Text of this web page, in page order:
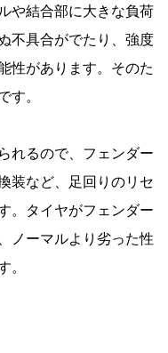
や結合部に大きな負荷
不具合がでたり、強度
性があります。そのた
す。
れるので、フェンダー
装など、足回りのリセ
。タイヤがフェンダー
ノーマルより劣った性
。